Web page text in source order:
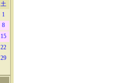
土
1
8
15
22
29